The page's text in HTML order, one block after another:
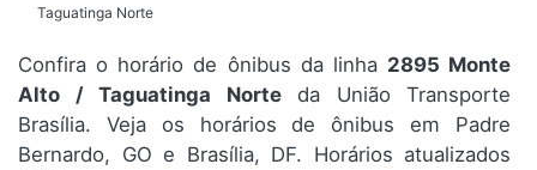
Espírito Santo
Paraná
Taguatinga Norte
Confira o horário de ônibus da linha 2895 Monte
Alto / Taguatinga Norteda União Transporte
Brasília. Veja os horários de ônibus em Padre
Bernardo, GO e Brasília, DF. Horários atualizados